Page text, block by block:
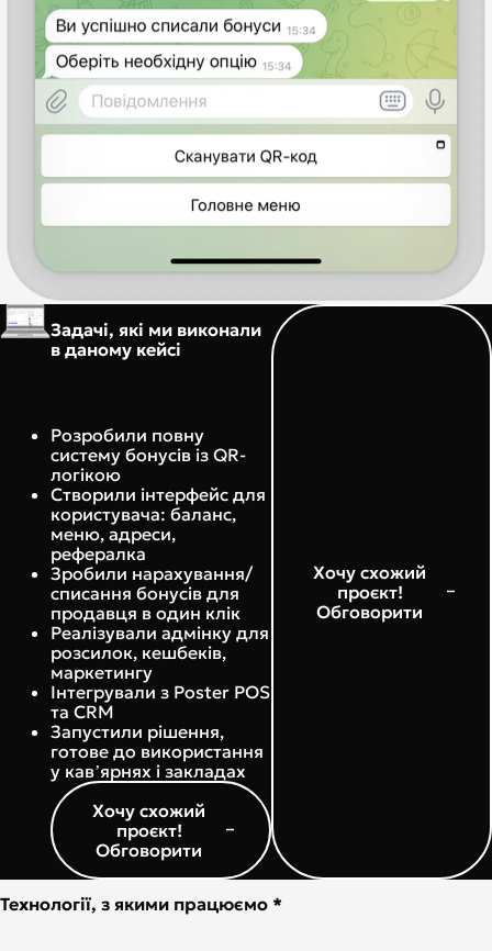
Задачі, які ми виконали
в даному кейсі
Розробили повну
систему бонусів із QR-
логікою
Створили інтерфейс для
користувача: баланс,
меню, адреси,
рефералка
Зробили нарахування/
списання бонусів для
продавця в один клік
Реалізували адмінку для
розсилок, кешбеків,
маркетингу
Інтегрували з Poster POS
та CRM
Запустили рішення,
готове до використання
у кавʼярнях і закладах
Хочу схожий
проєкт!
Обговорити
Хочу схожий
проєкт!
Обговорити
Технології, з якими працюємо *